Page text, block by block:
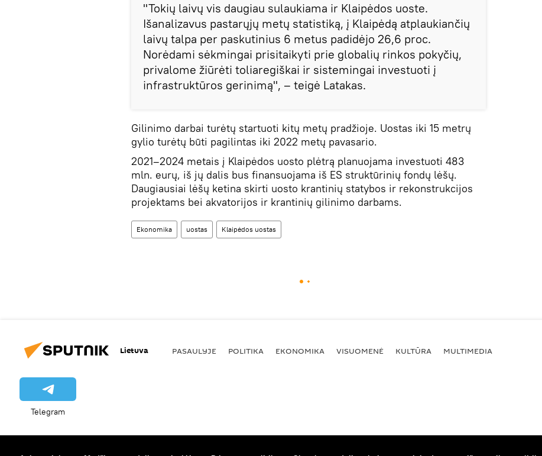
"Tokių laivų vis daugiau sulaukiama ir Klaipėdos uoste.
Išanalizavus pastarųjų metų statistiką, į Klaipėdą atplaukiančių
laivų talpa per paskutinius 6 metus padidėjo 26,6 proc.
Norėdami sėkmingai prisitaikyti prie globalių rinkos pokyčių,
privalome žiūrėti toliaregiškai ir sistemingai investuoti į
infrastruktūros gerinimą", – teigė Latakas.
Gilinimo darbai turėtų startuoti kitų metų pradžioje. Uostas iki 15 metrų
gylio turėtų būti pagilintas iki 2022 metų pavasario.
2021–2024 metais į Klaipėdos uosto plėtrą planuojama investuoti 483
mln. eurų, iš jų dalis bus finansuojama iš ES struktūrinių fondų lėšų.
Daugiausiai lėšų ketina skirti uosto krantinių statybos ir rekonstrukcijos
projektams bei akvatorijos ir krantinių gilinimo darbams.
Ekonomika uostas Klaipėdos uostas
Lietuva PASAULYJE POLITIKA EKONOMIKA VISUOMENĖ KULTŪRA MULTIMEDIA
Telegram